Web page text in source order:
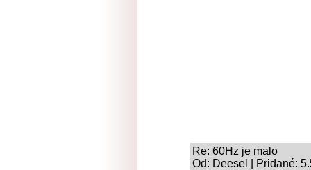
Re: 60Hz je malo
Od: Deesel | Pridané: